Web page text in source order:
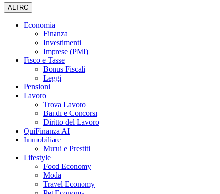
ALTRO
Economia
Finanza
Investimenti
Imprese (PMI)
Fisco e Tasse
Bonus Fiscali
Leggi
Pensioni
Lavoro
Trova Lavoro
Bandi e Concorsi
Diritto del Lavoro
QuiFinanza AI
Immobiliare
Mutui e Prestiti
Lifestyle
Food Economy
Moda
Travel Economy